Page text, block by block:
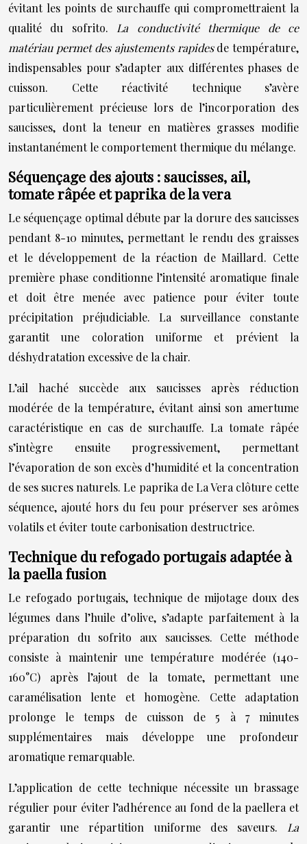
évitant les points de surchauffe qui compromettraient la
qualité du sofrito. La conductivité thermique de ce
matériau permet des ajustements rapidesde température,
indispensables pour s’adapter aux différentes phases de
cuisson. Cette réactivité technique s’avère
particulièrement précieuse lors de l’incorporation des
saucisses, dont la teneur en matières grasses modifie
instantanément le comportement thermique du mélange.
Séquençage des ajouts : saucisses, ail,
tomate râpée et paprika de la vera
Le séquençage optimal débute par la dorure des saucisses
pendant 8-10 minutes, permettant le rendu des graisses
et le développement de la réaction de Maillard. Cette
première phase conditionne l’intensité aromatique finale
et doit être menée avec patience pour éviter toute
précipitation préjudiciable. La surveillance constante
garantit une coloration uniforme et prévient la
déshydratation excessive de la chair.
L’ail haché succède aux saucisses après réduction
modérée de la température, évitant ainsi son amertume
caractéristique en cas de surchauffe. La tomate râpée
s’intègre ensuite progressivement, permettant
l’évaporation de son excès d’humidité et la concentration
de ses sucres naturels. Le paprika de La Vera clôture cette
séquence, ajouté hors du feu pour préserver ses arômes
volatils et éviter toute carbonisation destructrice.
Technique du refogado portugais adaptée à
la paella fusion
Le refogado portugais, technique de mijotage doux des
légumes dans l’huile d’olive, s’adapte parfaitement à la
préparation du sofrito aux saucisses. Cette méthode
consiste à maintenir une température modérée (140-
160°C) après l’ajout de la tomate, permettant une
caramélisation lente et homogène. Cette adaptation
prolonge le temps de cuisson de 5 à 7 minutes
supplémentaires mais développe une profondeur
aromatique remarquable.
L’application de cette technique nécessite un brassage
régulier pour éviter l’adhérence au fond de la paellera et
garantir une répartition uniforme des saveurs. La